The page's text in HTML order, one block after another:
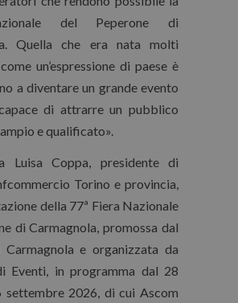
del Peperone di
Quella che era nata molti
un’espressione di paese è
a diventare un grande evento
di attrarre un pubblico
e qualificato».
Luisa Coppa, presidente di
Torino e provincia
della 77ª Fiera Nazionale
di Carmagnola , promossa dal
Carmagnola e organizzata da
Eventi, in programma dal 28
settembre 2026 , di cui Ascom